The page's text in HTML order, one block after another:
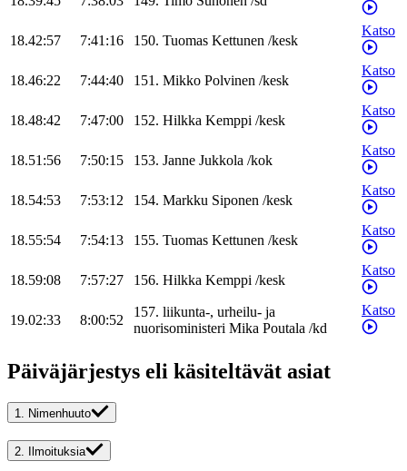
18.42:57 7:41:16 150. Tuomas Kettunen /kesk
Katso
18.46:22 7:44:40 151. Mikko Polvinen /kesk
Katso
18.48:42 7:47:00 152. Hilkka Kemppi /kesk
Katso
18.51:56 7:50:15 153. Janne Jukkola /kok
Katso
18.54:53 7:53:12 154. Markku Siponen /kesk
Katso
18.55:54 7:54:13 155. Tuomas Kettunen /kesk
Katso
18.59:08 7:57:27 156. Hilkka Kemppi /kesk
Katso
19.02:33 8:00:52
157. liikunta-, urheilu- ja
nuorisoministeri Mika Poutala /kd
Katso
Päiväjärjestys eli käsiteltävät asiat
1. Nimenhuuto
2. Ilmoituksia